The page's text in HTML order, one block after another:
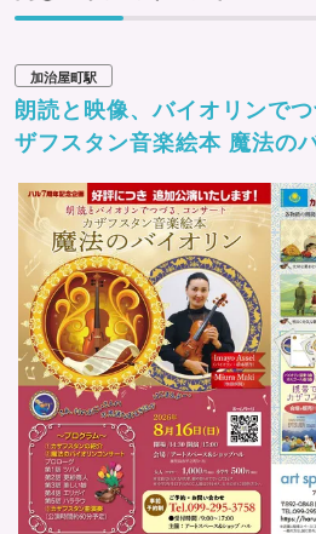
加治屋町駅
朗読と映像、バイオリンで
ザフスタン音楽